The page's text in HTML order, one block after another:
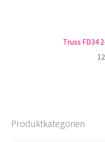
Truss FD34
Produktkategorien